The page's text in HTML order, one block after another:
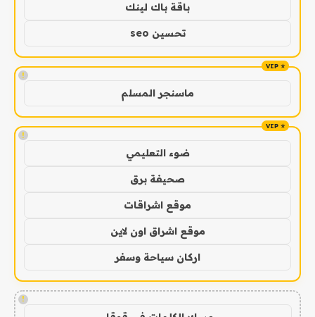
باقة باك لينك
تحسين seo
!
ماسنجر المسلم
!
ضوء التعليمي
صحيفة برق
موقع اشراقات
موقع اشراق اون لاين
اركان سياحة وسفر
!